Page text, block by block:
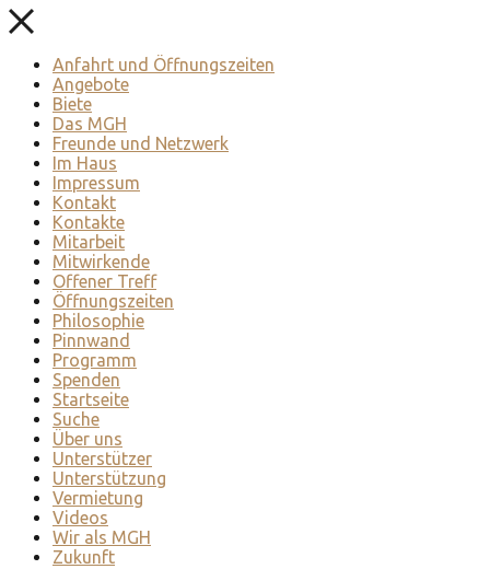
Anfahrt und Öffnungszeiten
Angebote
Biete
Das MGH
Freunde und Netzwerk
Im Haus
Impressum
Kontakt
Kontakte
Mitarbeit
Mitwirkende
Offener Treff
Öffnungszeiten
Philosophie
Pinnwand
Programm
Spenden
Startseite
Suche
Über uns
Unterstützer
Unterstützung
Vermietung
Videos
Wir als MGH
Zukunft